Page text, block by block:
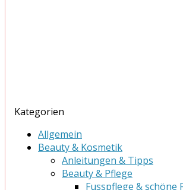
Kategorien
Allgemein
Beauty & Kosmetik
Anleitungen & Tipps
Beauty & Pflege
Fusspflege & schöne